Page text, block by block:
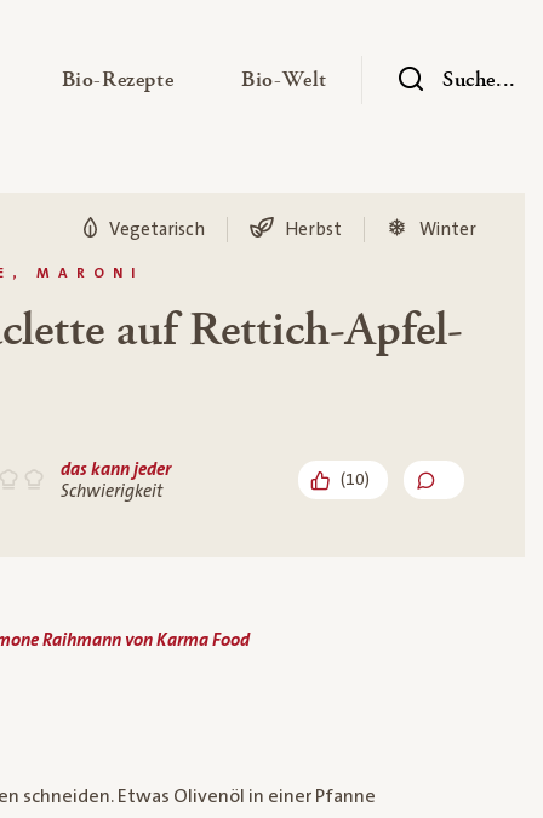
Untermenü ausklappen
Bio-Rezepte— Untermenü ausklappen
Bio-Welt — UntermenüSuche...
MARONI
Vegetarisch Herbst Winter
auf Rettich-Apfel-
das kann jeder
Schwierigkeit
(10)
Raihmann von Karma Food
schneiden. Etwas Olivenöl in einer Pfanne